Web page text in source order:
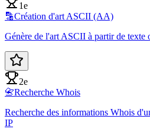
1e
🔡Création d'art ASCII (AA)
Génère de l'art ASCII à partir de texte
2e
📇Recherche Whois
Recherche des informations Whois
IP